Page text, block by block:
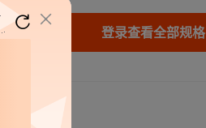
登录查看全部规格